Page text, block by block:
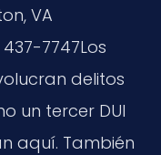
VA
7747Los
delitos
un tercer DUI
aquí. También